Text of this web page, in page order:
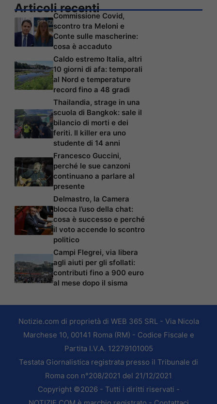
Articoli recenti
Commissione Covid,
scontro tra Meloni e
Conte sulle mascherine:
cosa è accaduto
Caldo estremo Italia, altri
10 giorni di afa: temporali
al Nord e temperature
record fino a 48 gradi
Thailandia, strage in una
scuola di Bangkok: sale il
bilancio di morti e dei
feriti. Il killer era uno
studente di 14 anni
Francesco Guccini,
perché le sue canzoni
continuano a parlare al
presente
Delmastro, la Camera
blocca l’uso della chat:
cosa è successo e perché
il voto accende lo scontro
politico
Campi Flegrei, via libera
agli aiuti per gli sfollati:
contributi fino a 900 euro
al mese dopo il sisma
Notizie.com di proprietà di WEB 365 SRL - Via Nicola
Marchese 10, 00141 Roma (RM) - Codice Fiscale e
Partita I.V.A. 12279101005
Testata Giornalistica registrata presso il Tribunale di
Roma con n°208/2021 del 21/12/2021
Copyright ©2026 - Tutti i diritti riservati -